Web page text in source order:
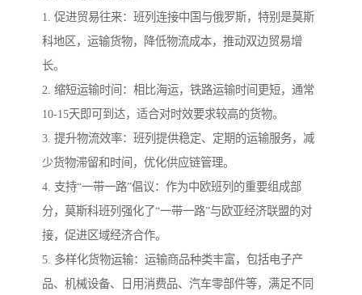
1. 促进贸易往来：班列连接中国与俄罗斯，特别是莫斯
科地区，运输货物，降低物流成本，推动双边贸易增
长。
2. 缩短运输时间：相比海运，铁路运输时间更短，通常
10-15天即可到达，适合对时效要求较高的货物。
3. 提升物流效率：班列提供稳定、定期的运输服务，减
少货物滞留和时间，优化供应链管理。
4. 支持“一带一路”倡议：作为中欧班列的重要组成部
分，莫斯科班列强化了“一带一路”与欧亚经济联盟的对
接，促进区域经济合作。
5. 多样化货物运输：运输商品种类丰富，包括电子产
品、机械设备、日用消费品、汽车零部件等，满足不同